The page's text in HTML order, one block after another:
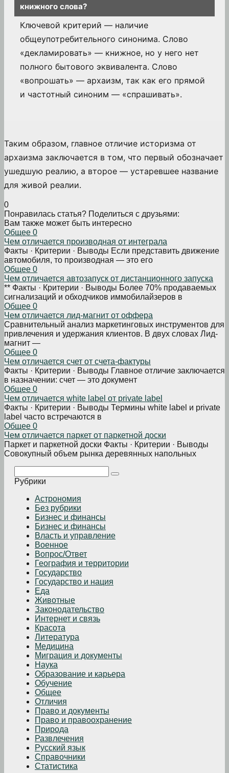
книжного слова?
Ключевой критерий — наличие
общеупотребительного синонима. Слово
«декламировать» — книжное, но у него нет
полного бытового эквивалента. Слово
«вопрошать» — архаизм, так как его прямой
и частотный синоним — «спрашивать».
Таким образом, главное отличие историзма от
архаизма заключается в том, что первый обозначает
ушедшую реалию, а второе — устаревшее название
для живой реалии.
0
Понравилась статья? Поделиться с друзьями:
Вам также может быть интересно
Общее 0
Чем отличается производная от интеграла
Факты · Критерии · Выводы Если представить движение
автомобиля, то производная — это его
Общее 0
Чем отличается автозапуск от дистанционного запуска
** Факты · Критерии · Выводы Более 70% продаваемых
сигнализаций и обходчиков иммобилайзеров в
Общее 0
Чем отличается лид-магнит от оффера
Сравнительный анализ маркетинговых инструментов для
привлечения и удержания клиентов. В двух словах Лид-
магнит —
Общее 0
Чем отличается счет от счета-фактуры
Факты · Критерии · Выводы Главное отличие заключается
в назначении: счет — это документ
Общее 0
Чем отличается white label от private label
Факты · Критерии · Выводы Термины white label и private
label часто встречаются в
Общее 0
Чем отличается паркет от паркетной доски
Паркет и паркетной доски Факты · Критерии · Выводы
Совокупный объем рынка деревянных напольных
Рубрики
Астрономия
Без рубрики
Бизнеc и финансы
Бизнес и финансы
Власть и управление
Военное
Вопрос/Ответ
География и территории
Государство
Государство и нация
Еда
Животные
Законодательство
Интернет и связь
Красота
Литература
Медицина
Миграция и документы
Наука
Образование и карьера
Обучение
Общее
Отличия
Право и документы
Право и правоохранение
Природа
Развлечения
Русский язык
Справочники
Статистика